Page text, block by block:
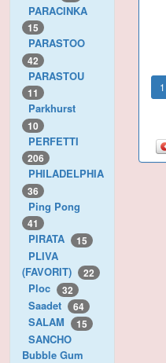
PARACINKA
15
PARASTOO
42
PARASTOU
11
Parkhurst
10
PERFETTI
206
PHILADELPHIA
36
Ping Pong
41
PIRATA 15
PLIVA
(FAVORIT)
22
Ploc 32
Saadet 64
SALAM 15
SANCHO
Bubble Gum
1